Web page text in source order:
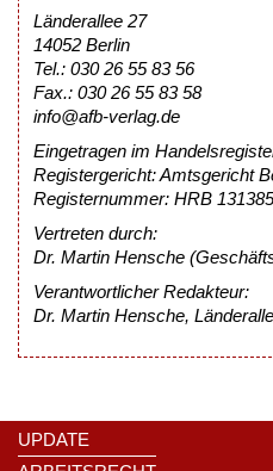
Länderallee 27
14052 Berlin
Tel.: 030 26 55 83 56
Fax.: 030 26 55 83 58
info@afb-verlag.de
Eingetragen im
Registergericht: Amtsgericht
Registernummer: HRB 131385
Vertreten durch:
Dr. Martin Hensche
Verantwortlicher Redakteur:
Dr. Martin Hensche,
UPDATE